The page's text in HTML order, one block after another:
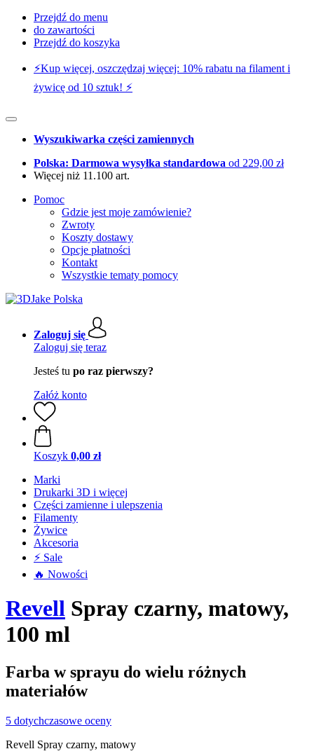
Przejdź do menu
do zawartości
Przejdź do koszyka
⚡️Kup więcej, oszczędzaj więcej: 10% rabatu na filament i
żywicę od 10 sztuk! ⚡️
Wyszukiwarka części zamiennych
Polska: Darmowa wysyłka standardowa od 229,00 zł
Więcej niż 11.100 art.
Pomoc
Gdzie jest moje zamówienie?
Zwroty
Koszty dostawy
Opcje płatności
Kontakt
Wszystkie tematy pomocy
Zaloguj się
Zaloguj się teraz
Jesteś tu po raz pierwszy?
Załóż konto
Koszyk 0,00 zł
Marki
Drukarki 3D i więcej
Części zamienne i ulepszenia
Filamenty
Żywice
Akcesoria
⚡ Sale
🔥 Nowości
Revell Spray czarny, matowy,
100 ml
Farba w sprayu do wielu różnych
materiałów
5 dotychczasowe oceny
Revell Spray czarny, matowy